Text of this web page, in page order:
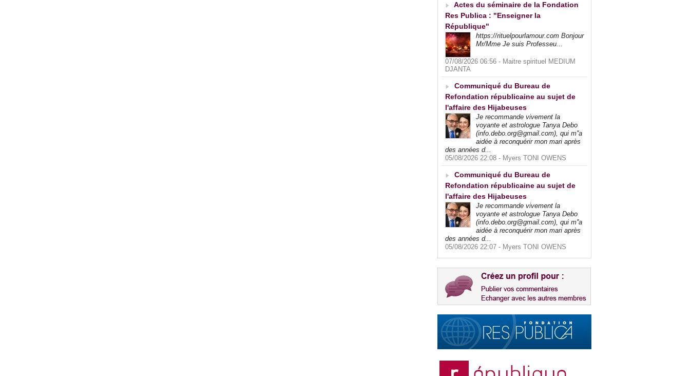
Actes du séminaire de la Fondation
Res Publica : "Enseigner la
République"
https://rituelpourlamour.com Bonjour
Mr/Mme Je suis Professeu...
07/08/2026 06:56 - Maitre spirituel MEDIUM
DJANTA
Communiqué du Bureau de
Refondation républicaine au sujet de
l'affaire des Hijabeuses
Je recommande vivement la
voyante et astrologue Tanya Debo
(info.debo.org@gmail.com), qui m''a
aidée à reconquérir mon mari après
des années d...
05/08/2026 22:08 - Myers TONI OWENS
Communiqué du Bureau de
Refondation républicaine au sujet de
l'affaire des Hijabeuses
Je recommande vivement la
voyante et astrologue Tanya Debo
(info.debo.org@gmail.com), qui m''a
aidée à reconquérir mon mari après
des années d...
05/08/2026 22:07 - Myers TONI OWENS